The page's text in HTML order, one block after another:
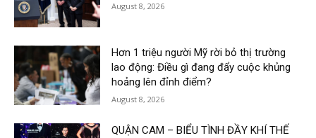
August 8, 2026
Hơn 1 triệu người Mỹ rời bỏ thị trường
lao động: Điều gì đang đẩy cuộc khủng
hoảng lên đỉnh điểm?
August 8, 2026
QUẬN CAM – BIỂU TÌNH ĐẦY KHÍ THẾ